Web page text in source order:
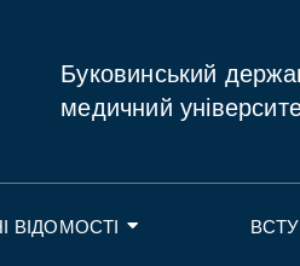
Буковинський
медичний
ВІДОМОСТІ